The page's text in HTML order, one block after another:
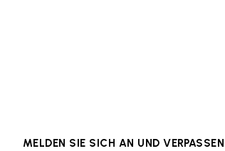
MELDEN SIE SICH AN UND